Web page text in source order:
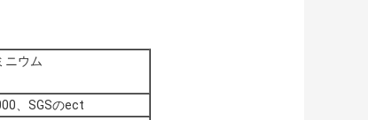
ニウム
、SGSのect